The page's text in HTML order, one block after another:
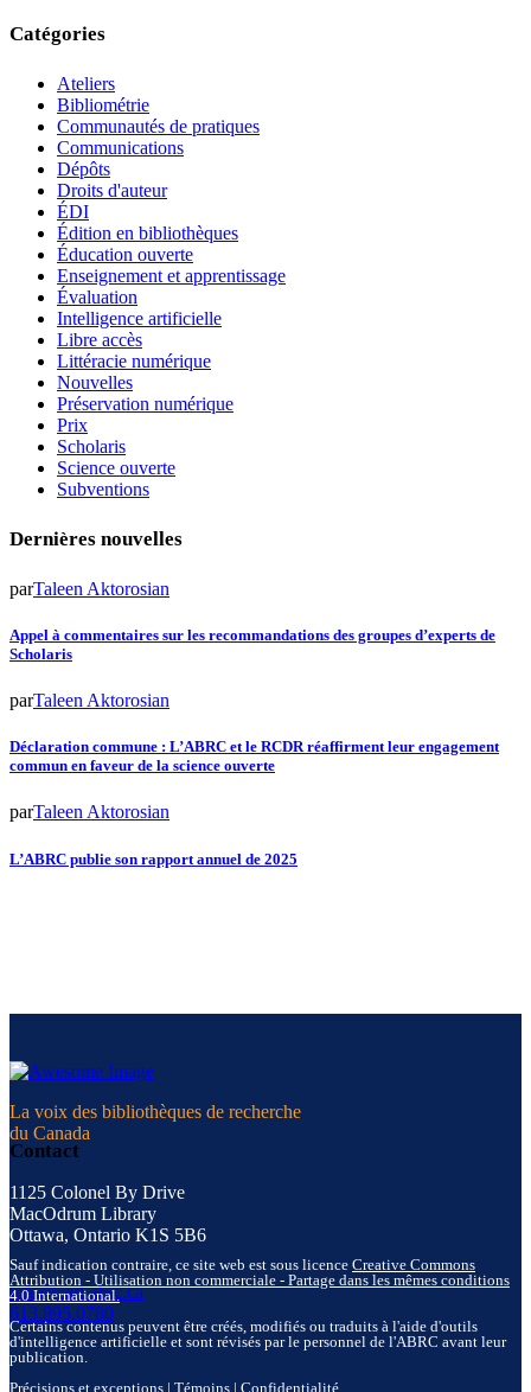
Catégories
Ateliers
Bibliométrie
Communautés de pratiques
Communications
Dépôts
Droits d'auteur
ÉDI
Édition en bibliothèques
Éducation ouverte
Enseignement et apprentissage
Évaluation
Intelligence artificielle
Libre accès
Littéracie numérique
Nouvelles
Préservation numérique
Prix
Scholaris
Science ouverte
Subventions
Dernières nouvelles
parTaleen Aktorosian
Appel à commentaires sur les recommandations des groupes d’experts de
Scholaris
parTaleen Aktorosian
Déclaration commune : L’ABRC et le RCDR réaffirment leur engagement
commun en faveur de la science ouverte
parTaleen Aktorosian
L’ABRC publie son rapport annuel de 2025
La voix des bibliothèques de recherche
du Canada
Contact
1125 Colonel By Drive
MacOdrum Library
Ottawa, Ontario K1S 5B6
info@carl-abrc.ca
613.895.0780
Sauf indication contraire, ce site web est sous licence Creative Commons
Attribution - Utilisation non commerciale - Partage dans les mêmes conditions
4.0 International.
Certains contenus peuvent être créés, modifiés ou traduits à l'aide d'outils
d'intelligence artificielle et sont révisés par le personnel de l'ABRC avant leur
publication.
Précisions et exceptions | Témoins | Confidentialité